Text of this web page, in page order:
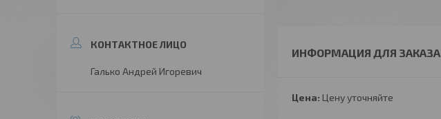
ИНФОРМАЦИЯ ДЛЯ ЗАКАЗА
Цена: Цену уточняйте
Галько Андрей Игоревич